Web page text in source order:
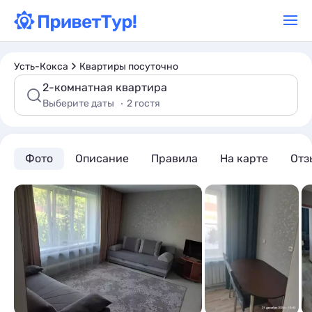
Усть-Кокса Квартиры посуточно
2-комнатная квартира
Выберите даты 2 гостя
Фото Описание Правила На карте